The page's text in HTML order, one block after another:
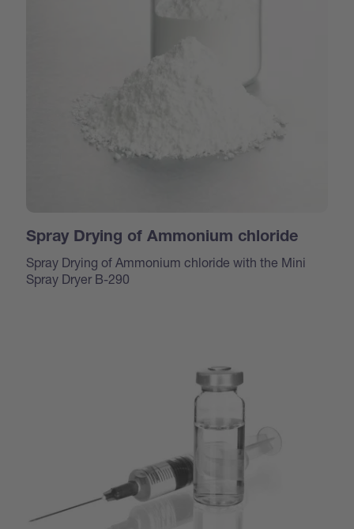
Spray Drying of Ammonium chloride
Spray Drying of Ammonium chloride with the Mini
Spray Dryer B-290